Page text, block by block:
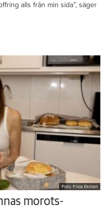
alls från min sida”, säger
Foto: Frida Ekman
morots-